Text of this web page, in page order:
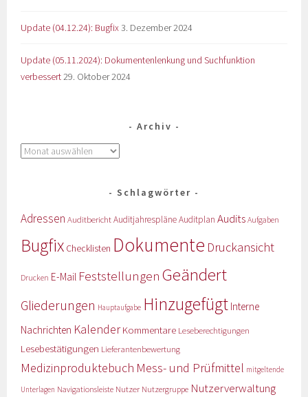
Update (04.12.24): Bugfix 3. Dezember 2024
Update (05.11.2024): Dokumentenlenkung und Suchfunktion
verbessert29. Oktober 2024
Archiv
Schlagwörter
Adressen AuditberichtAuditjahrespläneAuditplan Audits Aufgaben
Bugfix Checklisten Dokumente Druckansicht
Drucken E-Mail Feststellungen Geändert
Gliederungen Hauptaufgabe Hinzugefügt Interne
Nachrichten KalenderKommentare Leseberechtigungen
Lesebestätigungen Lieferantenbewertung
Medizinproduktebuch Mess- und Prüfmittel mitgeltende
Unterlagen Navigationsleiste Nutzer Nutzergruppe Nutzerverwaltung